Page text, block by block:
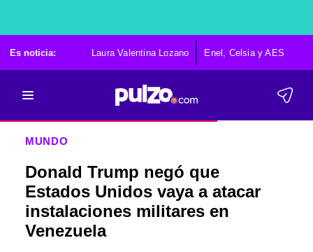
Es noticia: Laura Valentina Lozano Enel, Celsia y AES
MUNDO
Donald Trump negó que
Estados Unidos vaya a atacar
instalaciones militares en
Venezuela